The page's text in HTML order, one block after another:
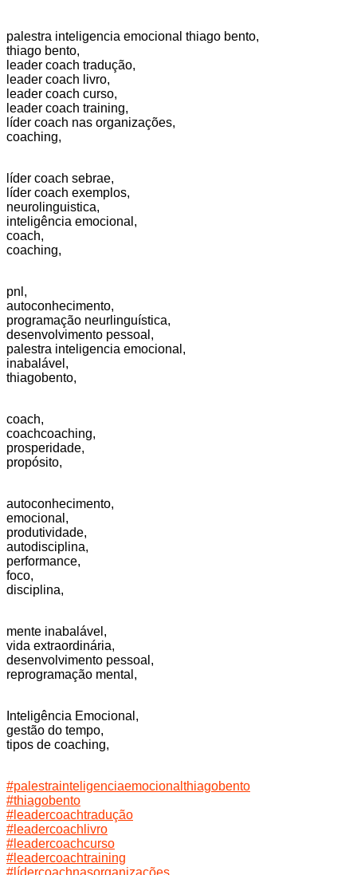
palestra inteligencia emocional thiago bento,
thiago bento,
leader coach tradução,
leader coach livro,
leader coach curso,
leader coach training,
líder coach nas organizações,
coaching,
líder coach sebrae,
líder coach exemplos,
neurolinguistica,
inteligência emocional,
coach,
coaching,
pnl,
autoconhecimento,
programação neurlinguística,
desenvolvimento pessoal,
palestra inteligencia emocional,
inabalável,
thiagobento,
coach,
coachcoaching,
prosperidade,
propósito,
autoconhecimento,
emocional,
produtividade,
autodisciplina,
performance,
foco,
disciplina,
mente inabalável,
vida extraordinária,
desenvolvimento pessoal,
reprogramação mental,
Inteligência Emocional,
gestão do tempo,
tipos de coaching,
#palestrainteligenciaemocionalthiagobento
#thiagobento
#leadercoachtradução
#leadercoachlivro
#leadercoachcurso
#leadercoachtraining
#lídercoachnasorganizações